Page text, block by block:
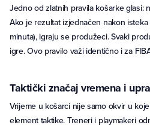
Jedno od zlatnih pravila košarke glasi:
Ako je rezultat izjednačen nakon
minuta), igraju se produžeci. Svaki
igre. Ovo pravilo važi identično i za
Taktički značaj vremena i
Vrijeme u košarci nije samo okvir u
element taktike. Treneri i playmakeri